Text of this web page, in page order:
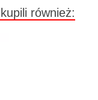
również: